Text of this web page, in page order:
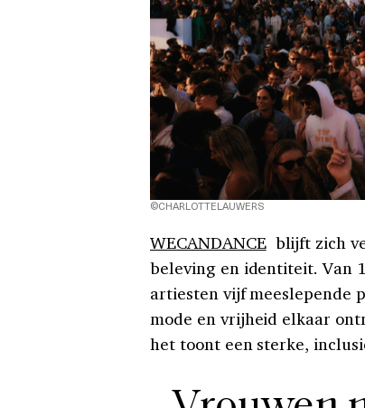
©CHARLOTTELAUWERS
WECANDANCEblijft zich
beleving en identiteit. Van
artiesten vijf meeslepende
mode en vrijheid elkaar
het toont een sterke,